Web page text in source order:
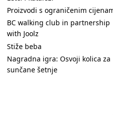
Proizvodi s ograničenim
BC walking club in partnership
with Joolz
Stiže beba
Nagradna igra: Osvoji kolica za
sunčane šetnje